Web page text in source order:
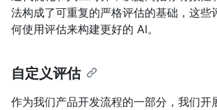
法构成了可重复的严格评估的基础，这些
何使用评估来构建更好的 AI。
自定义评估
作为我们产品开发流程的一部分，我们开